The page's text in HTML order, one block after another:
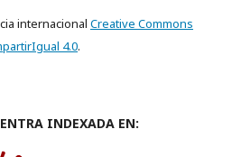
internacional Creative Commons
4.0.
INDEXADA EN: